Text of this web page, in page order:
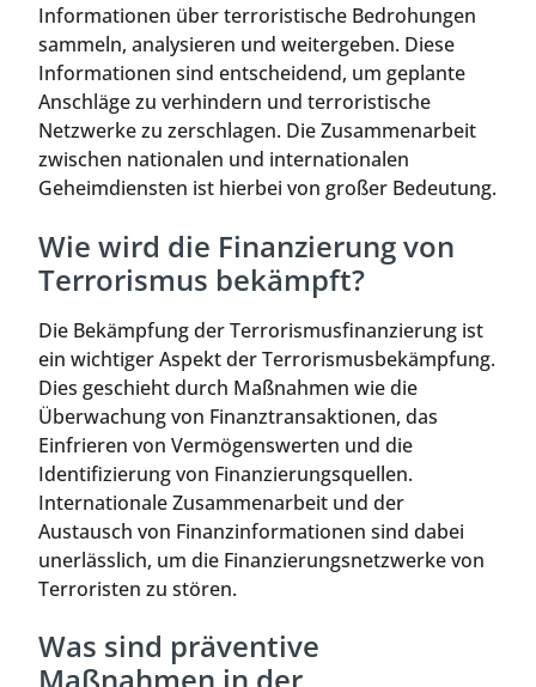
Informationen über terroristische Bedrohungen
sammeln, analysieren und weitergeben. Diese
Informationen sind entscheidend, um geplante
Anschläge zu verhindern und terroristische
Netzwerke zu zerschlagen. Die Zusammenarbeit
zwischen nationalen und internationalen
Geheimdiensten ist hierbei von großer Bedeutung.
Wie wird die Finanzierung von
Terrorismus bekämpft?
Die Bekämpfung der Terrorismusfinanzierung ist
ein wichtiger Aspekt der Terrorismusbekämpfung.
Dies geschieht durch Maßnahmen wie die
Überwachung von Finanztransaktionen, das
Einfrieren von Vermögenswerten und die
Identifizierung von Finanzierungsquellen.
Internationale Zusammenarbeit und der
Austausch von Finanzinformationen sind dabei
unerlässlich, um die Finanzierungsnetzwerke von
Terroristen zu stören.
Was sind präventive